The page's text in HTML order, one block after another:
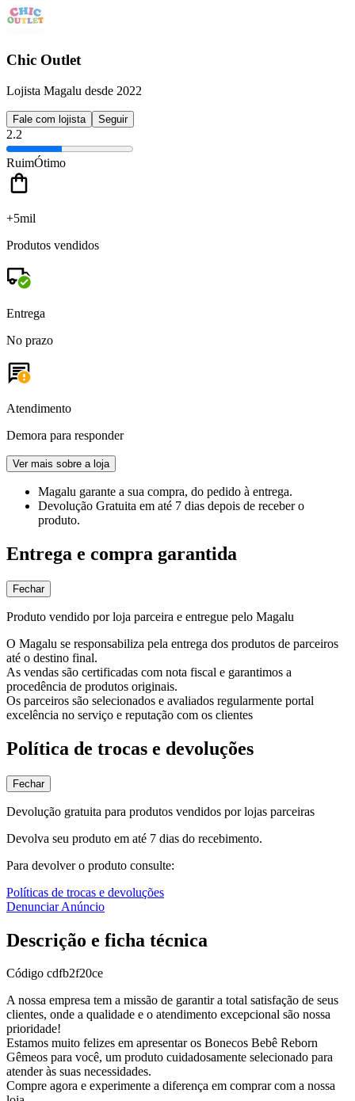
Chic Outlet
Lojista Magalu desde 2022
Fale com lojista Seguir
2.2
RuimÓtimo
+5mil
Produtos vendidos
Entrega
No prazo
Atendimento
Demora para responder
Ver mais sobre a loja
Magalu garante a sua compra, do pedido à entrega.
Devolução Gratuita em até 7 dias depois de receber o
produto.
Entrega e compra garantida
Fechar
Produto vendido por loja parceira e entregue pelo Magalu
O Magalu se responsabiliza pela entrega dos produtos de parceiros
até o destino final.
As vendas são certificadas com nota fiscal e garantimos a
procedência de produtos originais.
Os parceiros são selecionados e avaliados regularmente portal
excelência no serviço e reputação com os clientes
Política de trocas e devoluções
Fechar
Devolução gratuita para produtos vendidos por lojas parceiras
Devolva seu produto em até 7 dias do recebimento.
Para devolver o produto consulte:
Políticas de trocas e devoluções
Denunciar Anúncio
Descrição e ficha técnica
Código cdfb2f20ce
A nossa empresa tem a missão de garantir a total satisfação de seus
clientes, onde a qualidade e o atendimento excepcional são nossa
prioridade!
Estamos muito felizes em apresentar os Bonecos Bebê Reborn
Gêmeos para você, um produto cuidadosamente selecionado para
atender às suas necessidades.
Compre agora e experimente a diferença em comprar com a nossa